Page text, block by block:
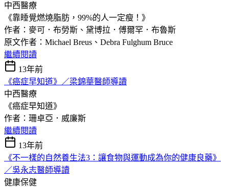
中西醫療
《靠睡覺燃燒脂肪，99%的人一定瘦！》
作者：麥可．布勞斯、黛博拉．傅爾罕．布魯斯
原文作者：Michael Breus、Debra Fulghum Bruce
繼續閱讀
13年前
《癌症早知道》／梁錦華醫師導讀
中西醫療
《癌症早知道》
作者：珊卓亞．威廉斯
繼續閱讀
13年前
《不一樣的自然養生法3：讓食物與運動成為你的健康良藥》
／吳永志醫師導讀
健康保健